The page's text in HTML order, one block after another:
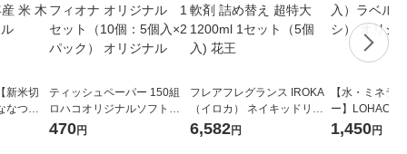
新米切
つぼ
和7年産
ル
ティッシュペーパー 150組
ロハコオリジナルソフトパ
ックティッシュ フィオナ オ
470円
フレアフレグランス IROKA
（イロカ） ネイキッドリリ
ーの香り 柔軟剤 詰め替え 超
特大 1200ml 1セット（5個
6,582円
【水・ミネラ
ー】LOHACO
1箱（20本入
（イチオシ）
1,450円